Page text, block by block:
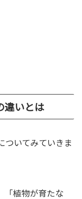
違いとは
ついてみていきま
「植物が育たな